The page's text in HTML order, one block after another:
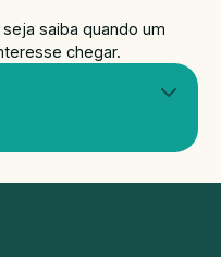
saiba quando um
chegar.